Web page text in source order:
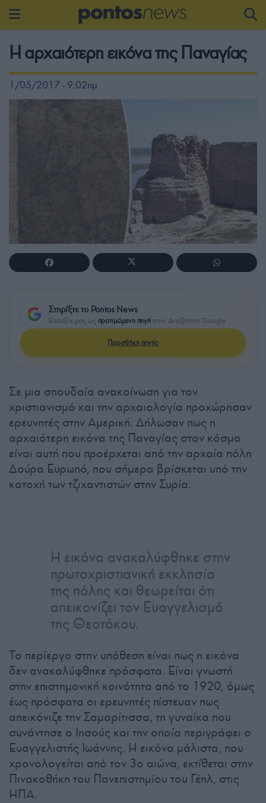
Η αρχαιότερη εικόνα της Παναγίας
1/05/2017 - 9:02πμ
Στηρίξτε το Pontos News
Επιλέξτε μας ως προτιμώμενη πηγή στην Αναζήτηση Google
Προσθήκη πηγής
Σε μια σπουδαία ανακοίνωση για τον
χριστιανισμό και την αρχαιολογία προχώρησαν
ερευνητές στην Αμερική. Δήλωσαν πως η
αρχαιότερη εικόνα της Παναγίας στον κόσμο
είναι αυτή που προέρχεται από την αρχαία πόλη
Δούρα Ευρωπό, που σήμερα βρίσκεται υπό την
κατοχή των τζιχαντιστών στην Συρία.
Η εικόνα ανακαλύφθηκε στην
πρωτοχριστιανική εκκλησία
της πόλης και θεωρείται ότι
απεικονίζει τον Ευαγγελισμό
της Θεοτόκου.
Το περίεργο στην υπόθεση είναι πως η εικόνα
δεν ανακαλύφθηκε πρόσφατα. Είναι γνωστή
στην επιστημονική κοινότητα από το 1920, όμως
έως πρόσφατα οι ερευνητές πίστευαν πως
απεικόνιζε την Σαμαρίτισσα, τη γυναίκα που
συνάντησε ο Ιησούς και την οποία περιγράφει ο
Ευαγγελιστής Ιωάννης. Η εικόνα μάλιστα, που
χρονολογείται από τον 3ο αιώνα, εκτίθεται στην
Πινακοθήκη του Πανεπιστημίου του Γέηλ, στις
ΗΠΑ.